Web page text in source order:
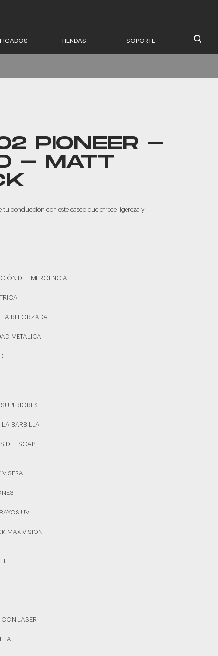
TIENDAS SOPORTE
PIONEER -
- MATT
tu conducción con este casco que ofrece ligereza y
DE EMERGENCIA
REFORZADA
METÁLICA
LA BARBILLA
DE ESCAPE
VISERA
UV
MAX VISIÓN
CON LÁSER